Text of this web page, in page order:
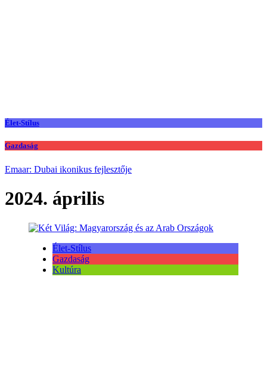
Élet-Stílus
Gazdaság
Emaar: Dubai ikonikus fejlesztője
2024. április
Élet-Stílus
Gazdaság
Kultúra